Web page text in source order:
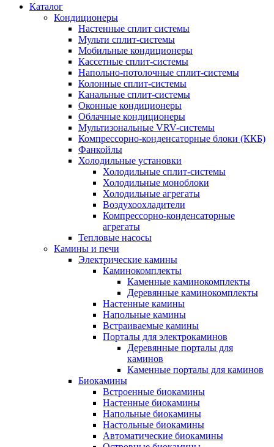
Каталог
Кондиционеры
Настенные сплит системы
Мульти сплит-системы
Мобильные кондиционеры
Кассетные сплит-системы
Напольно-потолочные сплит-системы
Колонные сплит-системы
Канальные сплит-системы
Оконные кондиционеры
Облачные кондиционеры
Мультизональные VRV-системы
Компрессорно-конденсаторные блоки (ККБ)
Фанкойлы
Холодильные установки
Холодильные сплит-системы
Холодильные моноблоки
Холодильные агрегаты
Воздухоохладители
Компрессорно-конденсаторные
агрегаты
Тепловые насосы
Камины и печи
Электрические камины
Каминокомплекты
Каменные каминокомплекты
Деревянные каминокомплекты
Настенные камины
Напольные камины
Встраиваемые камины
Порталы для электрокаминов
Деревянные порталы для
каминов
Каменные порталы для каминов
Биокамины
Встроенные биокамины
Настенные биокамины
Напольные биокамины
Настольные биокамины
Автоматические биокамины